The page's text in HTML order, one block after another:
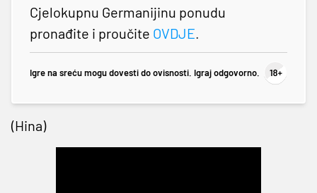
Cjelokupnu Germanijinu ponudu
pronađite i proučite OVDJE.
Igre na sreću mogu dovesti do ovisnosti. Igraj odgovorno.
(Hina)